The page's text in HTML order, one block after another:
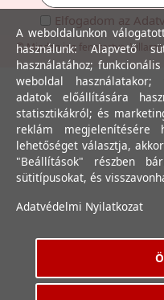
Elfogadom az
© Minden jog fenntartva.
A weboldalunkon
használunk: Alapvető
használatához;
weboldal használatakor;
adatok előállítására
statisztikákról; és
reklám megjelenítésére
lehetőséget választja,
"Beállítások" részben
sütitípusokat, és
Adatvédelmi Nyilatkozat